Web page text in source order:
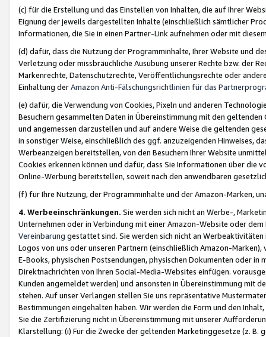
(c) für die Erstellung und das Einstellen von Inhalten, die auf Ihrer
Eignung der jeweils dargestellten Inhalte (einschließlich sämtlicher
Informationen, die Sie in einen Partner-Link aufnehmen oder mit
(d) dafür, dass die Nutzung der Programminhalte, Ihrer Website und
Verletzung oder missbräuchliche Ausübung unserer Rechte bzw. der
Markenrechte, Datenschutzrechte, Veröffentlichungsrechte oder
Einhaltung derAmazon Anti-Fälschungsrichtlinien für das
(e) dafür, die Verwendung von Cookies, Pixeln und anderen
Besuchern gesammelten Daten in Übereinstimmung mit den
und angemessen darzustellen und auf andere Weise die geltenden
in sonstiger Weise, einschließlich des ggf. anzuzeigenden Hinweises,
Werbeanzeigen bereitstellen, von den Besuchern Ihrer Website
Cookies erkennen können und dafür, dass Sie Informationen über die
Online-Werbung bereitstellen, soweit nach den anwendbaren
(f) für Ihre Nutzung, der Programminhalte und der Amazon-Marken,
4. Werbeeinschränkungen. Sie werden sich nicht an Werbe-,
Unternehmen oder in Verbindung mit einer Amazon-Website oder
Vereinbarung gestattet sind. Sie werden sich nicht an
Logos von uns oder unseren Partnern (einschließlich Amazon-
E-Books, physischen Postsendungen, physischen Dokumenten oder in
Direktnachrichten von Ihren Social-Media-Websites einfügen.
Kunden angemeldet werden) und ansonsten in Übereinstimmung mit
stehen. Auf unser Verlangen stellen Sie uns repräsentative
Bestimmungen eingehalten haben. Wir werden die Form und den
Sie die Zertifizierung nicht in Übereinstimmung mit unserer
Klarstellung: (i) Für die Zwecke der geltenden Marketinggesetze (z. B.